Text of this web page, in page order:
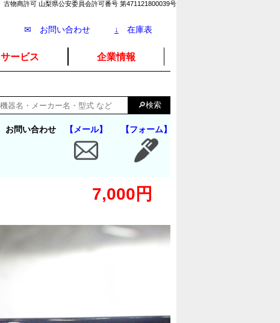
古物商許可 山梨県公安委員会許可番号 第471121800039号
✉ お問い合わせ ↓ 在庫表
サービス 企業情報
お問い合わせ 【メール】 【フォーム】
7,000円